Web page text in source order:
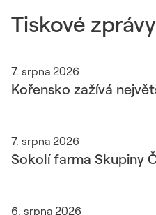
Tiskové zprávy
7. srpna 2026
7. srpna 2026
6. srpna 2026